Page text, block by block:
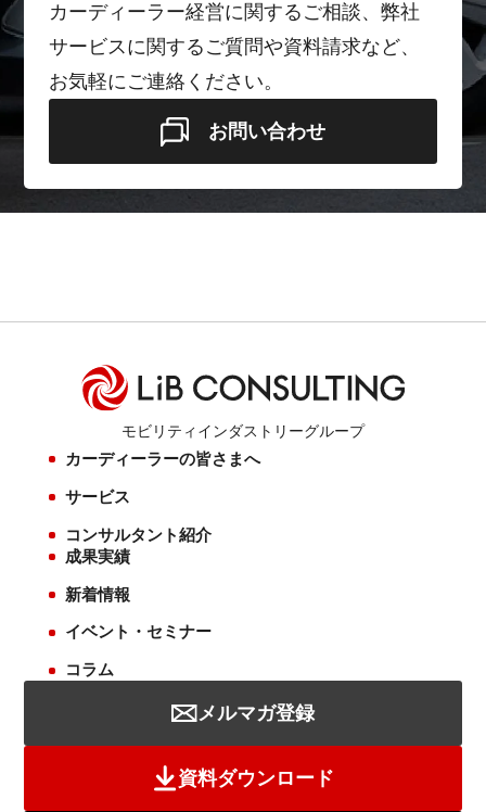
カーディーラー経営に関するご相談、弊社
サービスに関するご質問や資料請求など、
お気軽にご連絡ください。
お問い合わせ
モビリティインダストリーグループ
カーディーラーの皆さまへ
サービス
コンサルタント紹介
成果実績
新着情報
イベント・セミナー
コラム
メルマガ登録
資料ダウンロード